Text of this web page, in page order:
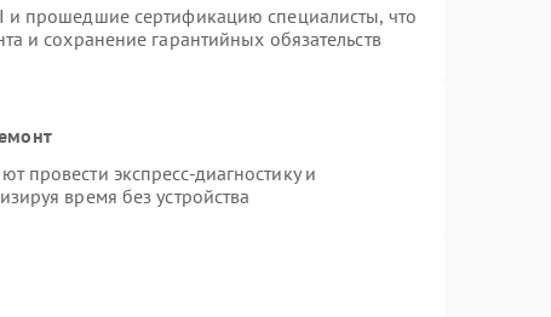
и прошедшие сертификацию специалисты, что
и сохранение гарантийных обязательств
провести экспресс-диагностику и
время без устройства